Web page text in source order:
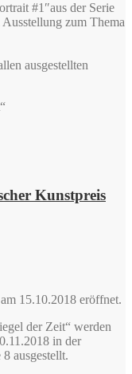
#1″aus der Serie
zum Thema
ausgestellten
Kunstpreis
15.10.2018 eröffnet.
der Zeit“ werden
in der
ausgestellt.